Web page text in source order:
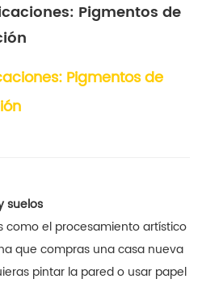
Pigmentos de
Pigmentos de
suelos
como el procesamiento artístico
que compras una casa nueva
pintar la pared o usar papel